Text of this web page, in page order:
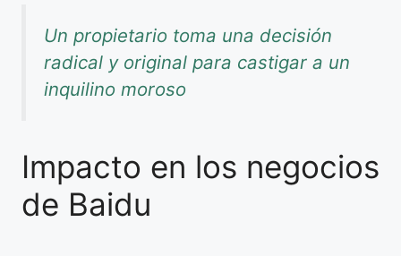
Un propietario toma una decisión
radical y original para castigar a un
inquilino moroso
Impacto en los negocios
de Baidu